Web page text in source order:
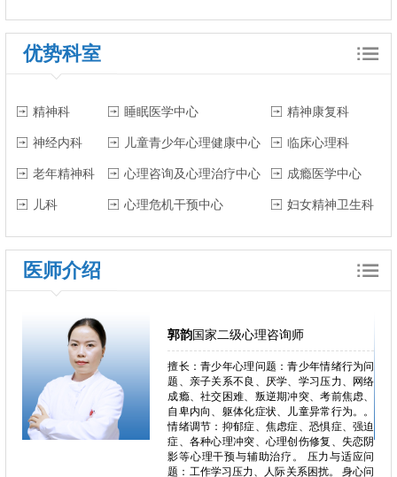
优势科室
精神科 睡眠医学中心 精神康复科
神经内科 儿童青少年心理健康中心 临床心理科
老年精神科 心理咨询及心理治疗中心 成瘾医学中心
儿科 心理危机干预中心 妇女精神卫生科
医师介绍
问
郭韵国家二级心理咨询师
擅长：青少年心理问题：青少年情绪行为问
题、亲子关系不良、厌学、学习压力、网络
成瘾、社交困难、叛逆期冲突、考前焦虑、
自卑内向、躯体化症状、儿童异常行为。。
情绪调节：抑郁症、焦虑症、恐惧症、强迫
症、各种心理冲突、心理创伤修复、失恋阴
影等心理干预与辅助治疗。 压力与适应问
题：工作学习压力、人际关系困扰。 身心问